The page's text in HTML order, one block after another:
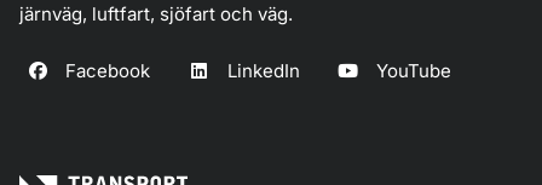
järnväg, luftfart, sjöfart och väg.
Facebook LinkedIn YouTube